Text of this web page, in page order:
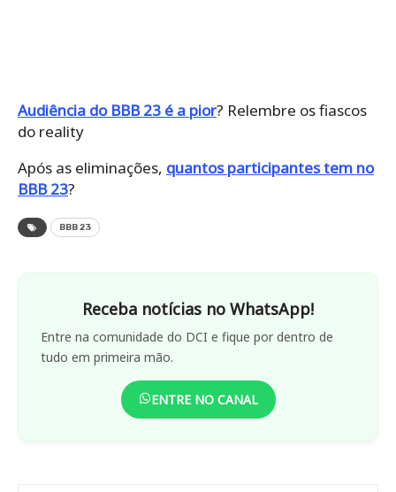
Audiência do BBB 23 é a pior? Relembre os fiascos
do reality
Após as eliminações, quantos participantes tem no
BBB 23?
BBB 23
Receba notícias no WhatsApp!
Entre na comunidade do DCI e fique por dentro de
tudo em primeira mão.
ENTRE NO CANAL